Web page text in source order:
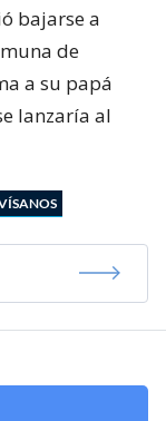
bajarse a
de
a su papá
lanzaría al